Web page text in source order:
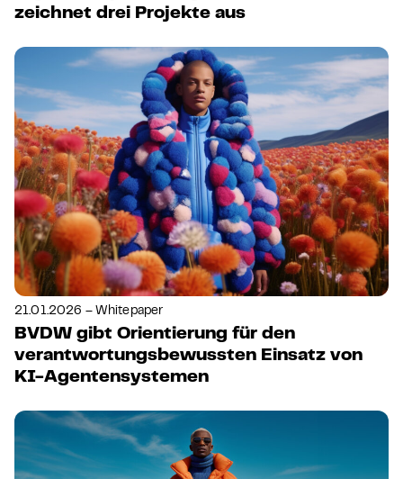
zeichnet drei Projekte aus
21.01.2026 – Whitepaper
BVDW gibt Orientierung für den
verantwortungsbewussten Einsatz von
KI-Agentensystemen